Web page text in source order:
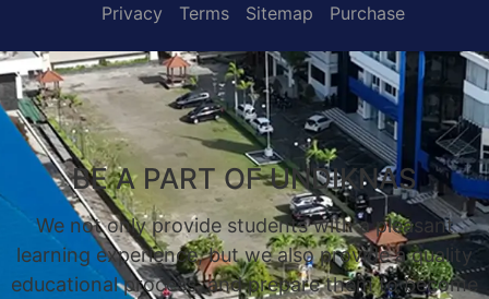
Privacy Terms Sitemap Purchase
BE A PART OF UNDIKNAS
We not only provide students with a pleasant
learning experience, but we also provide a quality
educational process, and prepare them to become